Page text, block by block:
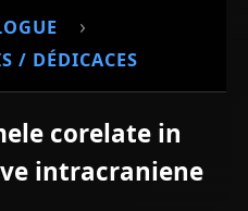
›
/ DÉDICACES
corelate in
intracraniene